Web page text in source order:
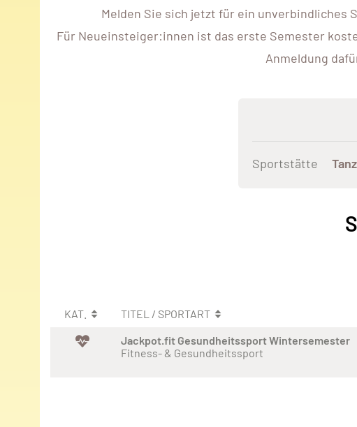
Melden Sie sich jetzt für ein unverbindliches
Für Neueinsteiger:innen ist das erste Semester
Anmeldung
Sportstätte
KAT. TITEL / SPORTART
Jackpot.fit Gesundheitssport Wintersemester
Fitness- & Gesundheitssport